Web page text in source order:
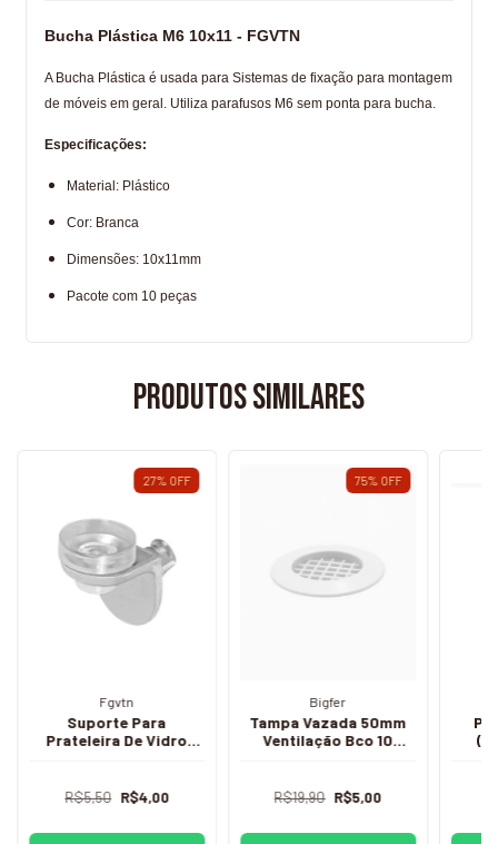
Bucha Plástica M6 10x11 - FGVTN
A Bucha Plástica é usada para Sistemas de fixação para montagem
de móveis em geral. Utiliza parafusos M6 sem ponta para bucha.
Especificações:
Material: Plástico
Cor: Branca
Dimensões: 10x11mm
Pacote com 10 peças
Produtos similares
27% OFF
Fgvtn
Suporte Para
Prateleira De Vidro
R$5,50 R$4,00
75% OFF
Bigfer
Tampa Vazada 50mm
Ventilação Bco 10
R$19,90 R$5,00